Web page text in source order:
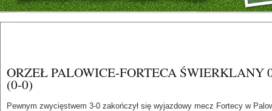
ORZEŁ PALOWICE-FORTECA ŚWIERKLANY
(0-0)
Pewnym zwycięstwem 3-0 zakończył się wyjazdowy mecz Fortecy w